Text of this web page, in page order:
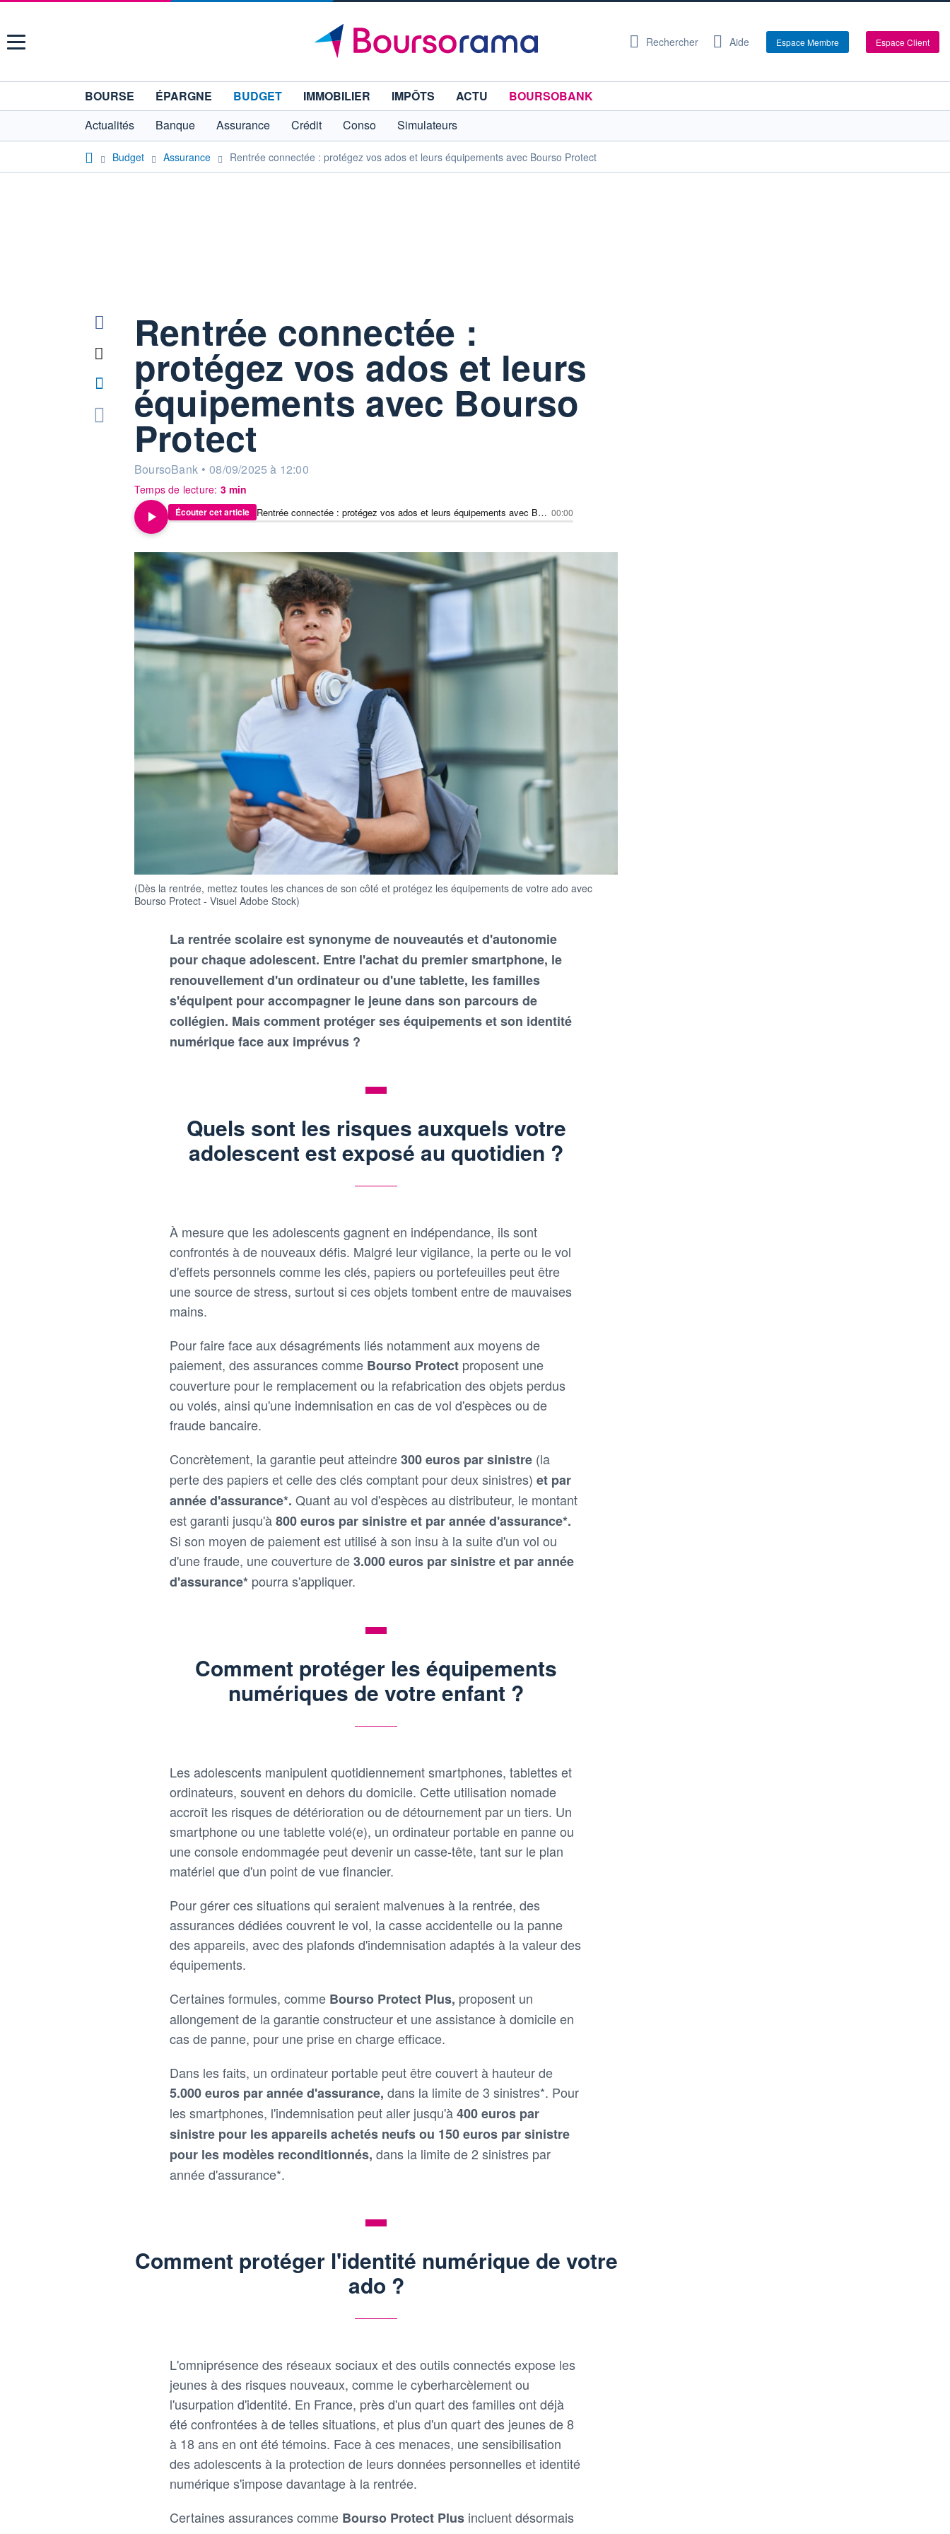
Menu Rechercher Aide Espace Membre Espace Client
BOURSE ÉPARGNE BUDGET IMMOBILIER IMPÔTS ACTU
BOURSOBANK
Actualités
Banque Assurance Crédit Conso Simulateurs
Budget Assurance Rentrée connectée : protégez vos ados et leurs équipements avec Bourso Protect
Rentrée connectée :
protégez vos ados et leurs
équipements avec Bourso
Protect
information fournie par
BoursoBank • 08/09/2025 à 12:00
Temps de lecture: 3 min
Écouter cet article Rentrée connectée : protégez vos ados et leurs équipements avec Bourso Protect 00:00
(Dès la rentrée, mettez toutes les chances de son côté et protégez les équipements de votre ado avec
Bourso Protect - Visuel Adobe Stock)
La rentrée scolaire est synonyme de nouveautés et d'autonomie
pour chaque adolescent. Entre l'achat du premier smartphone, le
renouvellement d'un ordinateur ou d'une tablette, les familles
s'équipent pour accompagner le jeune dans son parcours de
collégien. Mais comment protéger ses équipements et son identité
numérique face aux imprévus ?
Quels sont les risques auxquels votre
adolescent est exposé au quotidien ?
À mesure que les adolescents gagnent en indépendance, ils sont
confrontés à de nouveaux défis. Malgré leur vigilance, la perte ou le vol
d'effets personnels comme les clés, papiers ou portefeuilles peut être
une source de stress, surtout si ces objets tombent entre de mauvaises
mains.
Pour faire face aux désagréments liés notamment aux moyens de
paiement, des assurances comme Bourso Protect proposent une
couverture pour le remplacement ou la refabrication des objets perdus
ou volés, ainsi qu'une indemnisation en cas de vol d'espèces ou de
fraude bancaire.
Concrètement, la garantie peut atteindre300 euros par sinistre (la
perte des papiers et celle des clés comptant pour deux sinistres) et par
année d'assurance*. Quant au vol d'espèces au distributeur, le montant
est garanti jusqu'à800 euros par sinistre et par année d'assurance*.
Si son moyen de paiement est utilisé à son insu à la suite d'un vol ou
d'une fraude, une couverture de3.000 euros par sinistre et par année
d'assurance* pourra s'appliquer.
Comment protéger les équipements
numériques de votre enfant ?
Les adolescents manipulent quotidiennement smartphones, tablettes et
ordinateurs, souvent en dehors du domicile. Cette utilisation nomade
accroît les risques de détérioration ou de détournement par un tiers. Un
smartphone ou une tablette volé(e), un ordinateur portable en panne ou
une console endommagée peut devenir un casse-tête, tant sur le plan
matériel que d'un point de vue financier.
Pour gérer ces situations qui seraient malvenues à la rentrée, des
assurances dédiées couvrent le vol, la casse accidentelle ou la panne
des appareils, avec des plafonds d'indemnisation adaptés à la valeur des
équipements.
Certaines formules, comme Bourso Protect Plus, proposent un
allongement de la garantie constructeur et une assistance à domicile en
cas de panne, pour une prise en charge efficace.
Dans les faits, un ordinateur portable peut être couvert à hauteur de
5.000 euros par année d'assurance, dans la limite de 3 sinistres*. Pour
les smartphones, l'indemnisation peut aller jusqu'à400 euros par
sinistre pour les appareils achetés neufs ou 150 euros par sinistre
pour les modèles reconditionnés, dans la limite de 2 sinistres par
année d'assurance*.
Comment protéger l'identité numérique de votre
ado ?
L'omniprésence des réseaux sociaux et des outils connectés expose les
jeunes à des risques nouveaux, comme le cyberharcèlement ou
l'usurpation d'identité. En France, près d'un quart des familles ont déjà
été confrontées à de telles situations, et plus d'un quart des jeunes de 8
à 18 ans en ont été témoins. Face à ces menaces, une sensibilisation
des adolescents à la protection de leurs données personnelles et identité
numérique s'impose davantage à la rentrée.
Certaines assurances comme Bourso Protect Plus incluent désormais